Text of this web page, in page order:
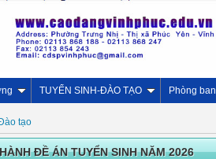
TUYỂN SINH-ĐÀO TẠO Phòng ban
tạo
ĐỀ ÁN TUYỂN SINH NĂM 2026